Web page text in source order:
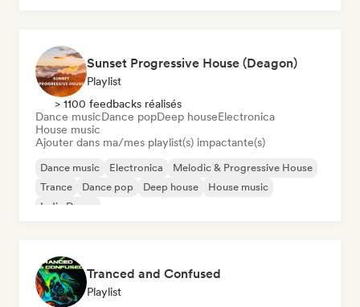
Sunset Progressive House (Deagon)
Playlist
> 1100 feedbacks réalisés
Dance musicDance popDeep houseElectronica
House music
Ajouter dans ma/mes playlist(s) impactante(s)
Dance music Electronica
Melodic & Progressive House
Trance
Dance pop Deep house
House music
Indie Dance
Tranced and Confused
Playlist